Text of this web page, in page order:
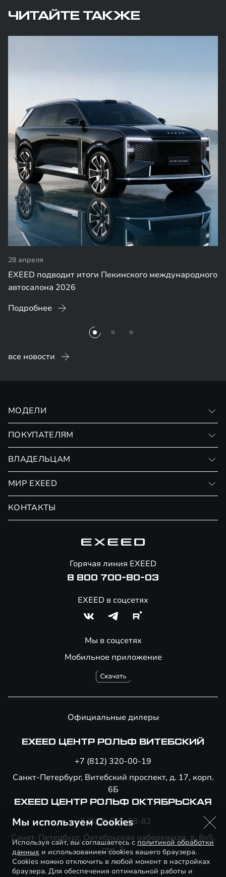
ЧИТАЙТЕ ТАКЖЕ
28 апреля
EXEED подводит итоги Пекинского международного
автосалона 2026
Подробнее
все новости
МОДЕЛИ
ПОКУПАТЕЛЯМ
Страхование
ВЛАДЕЛЬЦАМ
Сервис
Помощь на дорогах
Специальные предложения
МИР EXEED
КОНТАКТЫ
Мобильное приложение
Горячая линия EXEED
8 800 700-80-03
EXEED в соцсетях
Мы в соцсетях
Официальные дилеры
EXEED ЦЕНТР РОЛЬФ ВИТЕБСКИЙ
+7 (812) 320-00-19
Санкт-Петербург, Витебский проспект, д. 17, корп.
6Б
EXEED ЦЕНТР РОЛЬФ ОКТЯБРЬСКАЯ
+7 (812) 635-58-82
Санкт-Петербург, Октябрьская набережная, д. 8к5,
стр. 2
Мы используем Cookies
Используя сайт, вы соглашаетесь с политикой обработки
данных и использованием cookies вашего браузера.
Cookies можно отключить в любой момент в настройках
браузера. Для обеспечения оптимальной работы и